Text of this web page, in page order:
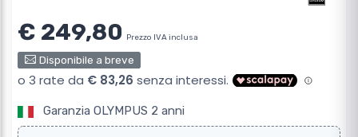
€ 249,80 Prezzo IVA inclusa
Disponibile a breve
Garanzia OLYMPUS 2 anni